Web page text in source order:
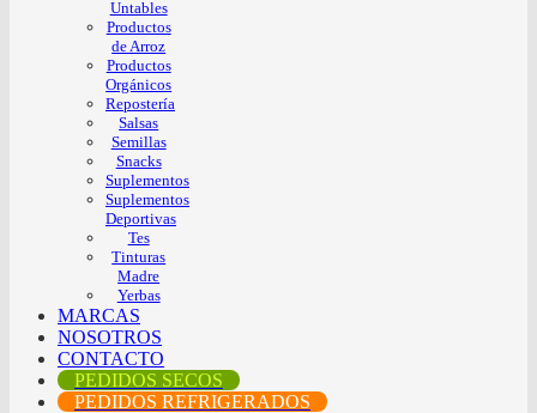
Untables
Productos
de Arroz
Productos
Orgánicos
Repostería
Salsas
Semillas
Snacks
Suplementos
Suplementos
Deportivas
Tes
Tinturas
Madre
Yerbas
MARCAS
NOSOTROS
CONTACTO
PEDIDOS SECOS
PEDIDOS REFRIGERADOS